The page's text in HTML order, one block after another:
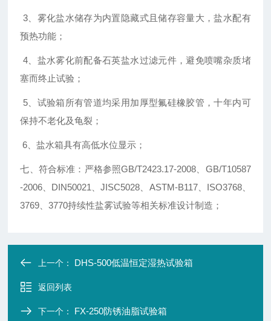
3、雾化盐水储存为内置隐藏式且储存容量大，盐水配有
预热功能；
4、盐水雾化前配备石英盐水过滤元件，避免喷嘴杂质堵
塞而终止试验；
5、试验箱所有管道均采用加厚型氟硅橡胶管，十年内可
保持不老化及龟裂；
6、盐水箱具有高低水位显示；
七、符合标准：严格参照GB/T2423.17-2008、GB/T10587
-2006、DIN50021、JISC5028、ASTM-B117、ISO3768、
3769、3770持续性盐雾试验等相关标准设计制造；
上一个： DHS-500低温恒定湿热试验箱
返回列表
下一个： FX-250防锈油脂试验箱